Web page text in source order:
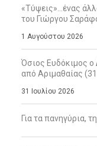
«Τύψεις»…ένας
του Γιώργου
1 Αυγούστου 2026
Όσιος Ευδόκιμος ο
από Αριμαθαίας (31
31 Ιουλίου 2026
Για τα πανηγύρια,